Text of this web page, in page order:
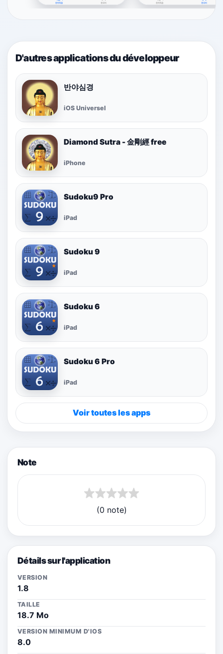
D'autres applications du développeur
반야심경
iOS Universel
Diamond Sutra - 金剛經 free
iPhone
Sudoku9 Pro
iPad
Sudoku 9
iPad
Sudoku 6
iPad
Sudoku 6 Pro
iPad
Voir toutes les apps
Note
(0 note)
Détails sur l'application
VERSION
1.8
TAILLE
18.7 Mo
VERSION MINIMUM D'IOS
8.0